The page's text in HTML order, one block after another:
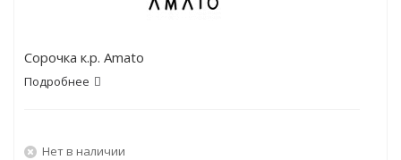
Сорочка к.р. Amato
Подробнее
Нет в наличии